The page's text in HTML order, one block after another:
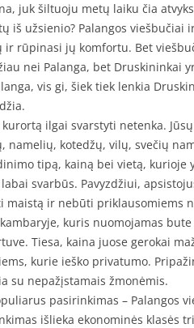
juk šiltuoju metų laiku čia
iš užsienio? Palangos viešbučiai
ir rūpinasi jų komfortu. Bet
nei Palanga, bet Druskininkai
vis gi, šiek tiek lenkia
ilgai svarstyti netenka.
namelių, kotedžų, vilų, svečių
tipą, kainą bei vietą,
svarbūs. Pavyzdžiui,
maistą ir nebūti priklausomiems
kuris nuomojamas
Tiesa, kaina juose gerokai
kurie ieško privatumo.
su nepažįstamais žmonėmis.
pasirinkimas – Palangos
išlieka ekonominės klasės